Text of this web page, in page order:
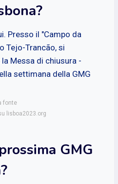
Presso il "Campo da
Tejo-Trancão, si
Messa di chiusura -
settimana della GMG
fonte
lisboa2023.org
GMG